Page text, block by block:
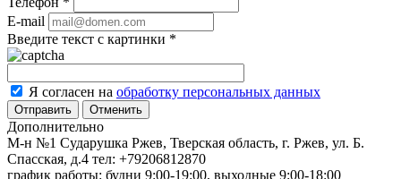
E-mail
Введите текст с картинки *
Я согласен на обработку персональных данных
Отменить
Дополнительно
М-н №1 Сударушка Ржев, Тверская область, г. Ржев, ул. Б.
Спасская, д.4 тел: +79206812870
график работы: будни 9:00-19:00, выходные 9:00-18:00